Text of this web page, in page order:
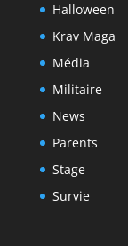
Halloween
Krav Maga
Média
Militaire
News
Parents
Stage
Survie